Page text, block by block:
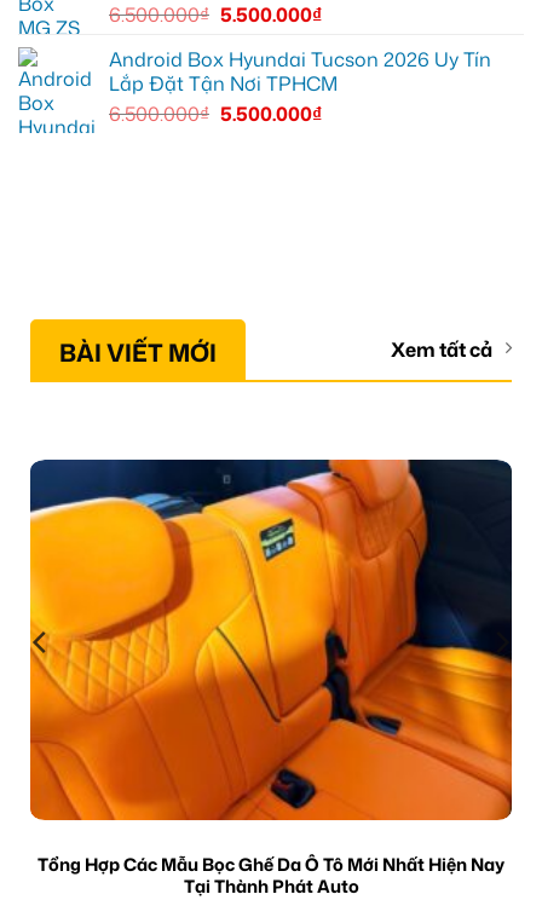
6.500.000₫ 5.500.000₫
Android Box Hyundai Tucson 2026 Uy Tín
Lắp Đặt Tận Nơi TPHCM
6.500.000₫ 5.500.000₫
BÀI VIẾT MỚI Xem tất cả
Tổng Hợp Các Mẫu Bọc Ghế Da Ô Tô Mới Nhất Hiện Nay
Tại Thành Phát Auto